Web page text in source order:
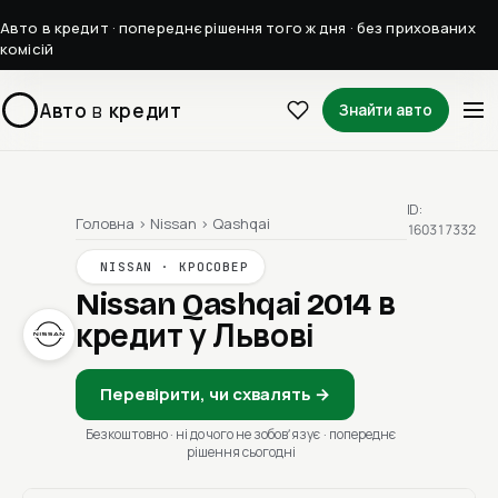
Авто в кредит · попереднє рішення того ж дня · без прихованих
комісій
Авто в кредит Знайти авто
Головна › Nissan › Qashqai
NISSAN · КРОСОВЕР
Nissan Qashqai 2014 в
кредит у Львові
Перевірити, чи схвалять →
Безкоштовно · ні до чого не зобовʼязує · попереднє
рішення сьогодні
ID:
160317332